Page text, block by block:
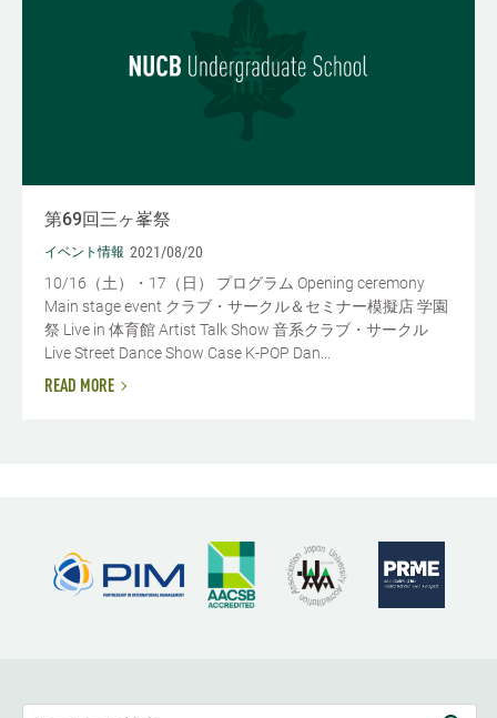
第69回三ヶ峯祭
イベント情報 2021/08/20
10/16（土）・17（日） プログラム Opening ceremony
Main stage event クラブ・サークル＆セミナー模擬店 学園
祭 Live in 体育館 Artist Talk Show 音系クラブ・サークル
Live Street Dance Show Case K-POP Dan...
READ MORE